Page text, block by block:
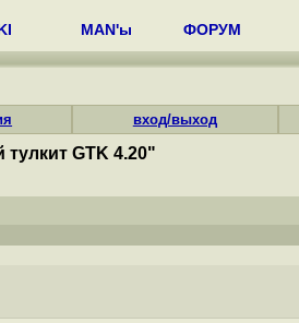
MAN'ы ФОРУМ
вход/выход
GTK 4.20"